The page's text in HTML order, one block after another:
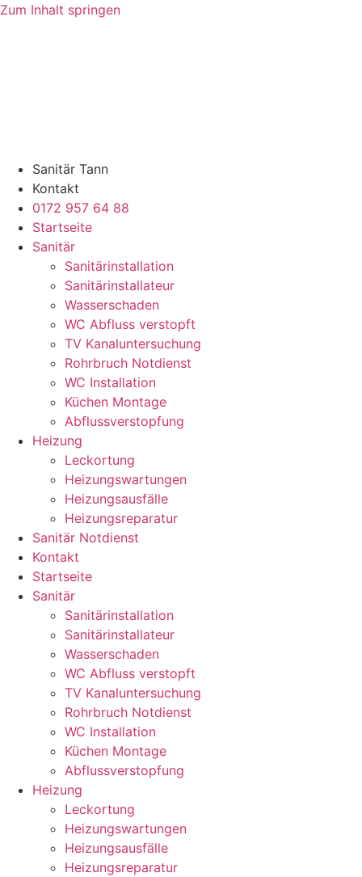
Zum Inhalt springen
Sanitär Tann
Kontakt
0172 957 64 88
Startseite
Sanitär
Sanitärinstallation
Sanitärinstallateur
Wasserschaden
WC Abfluss verstopft
TV Kanaluntersuchung
Rohrbruch Notdienst
WC Installation
Küchen Montage
Abflussverstopfung
Heizung
Leckortung
Heizungswartungen
Heizungsausfälle
Heizungsreparatur
Sanitär Notdienst
Kontakt
Startseite
Sanitär
Sanitärinstallation
Sanitärinstallateur
Wasserschaden
WC Abfluss verstopft
TV Kanaluntersuchung
Rohrbruch Notdienst
WC Installation
Küchen Montage
Abflussverstopfung
Heizung
Leckortung
Heizungswartungen
Heizungsausfälle
Heizungsreparatur